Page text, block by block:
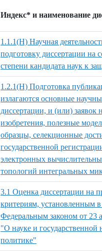
Индекс* и наименование
1.1.1(Н) Научная
подготовку диссертации на
степени кандидата наук к
1.2.1(Н) Подготовка
излагаются основные
диссертации, и (или) заявок
изобретения, полезные
образцы, селекционные
государственной
электронных
топологий интегральных
3.1 Оценка диссертации на
критериям, установленным в
Федеральным законом от 23
"О науке и государственной
политике"